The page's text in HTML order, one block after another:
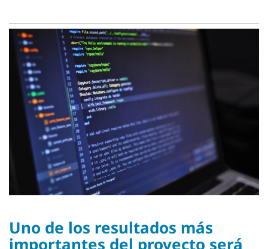
Uno de los resultados más
importantes del proyecto será